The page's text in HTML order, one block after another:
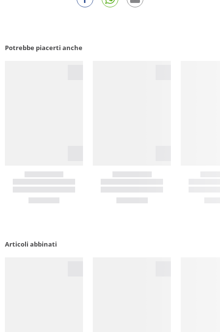
Potrebbe piacerti anche
Articoli abbinati